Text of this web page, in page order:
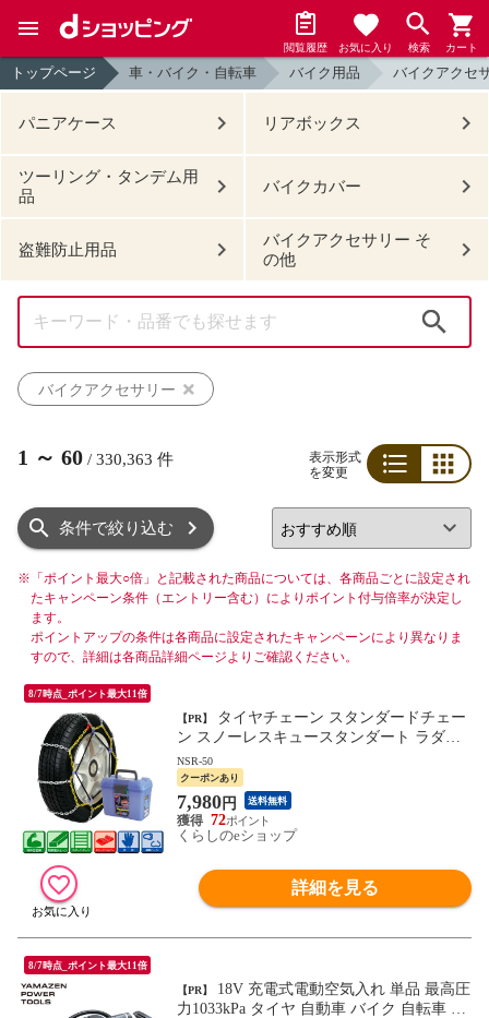
閲覧履歴 お気に入り 検索 カート
トップページ 車・バイク・自転車 バイク用品 バイクアクセ
パニアケース リアボックス
ツーリング・タンデム用
品
バイクカバー
盗難防止用品
バイクアクセサリー そ
の他
バイクアクセサリー
1 ～ 60 / 330,363 件
表示形式
を変更
条件で絞り込む
※ 「ポイント最大○倍」と記載された商品については、各商品ごとに設定され
たキャンペーン条件（エントリー含む）によりポイント付与倍率が決定し
ます。
ポイントアップの条件は各商品に設定されたキャンペーンにより異なりま
すので、詳細は各商品詳細ページよりご確認ください。
8/7時点_ポイント最大11倍
【PR】
ン スノーレスキュースタンダート ラダー
型 ラダー型 ミニバン対応 簡単装着 角断面
チェーン 特殊合金 簡単装着 チェーンヘル
パー 滑り止めチェーン 雪道 凍結 砂道 泥
道 マルエヌ 【送料無料】
NSR-50
クーポンあり
7,980円 送料無料
72
くらしのeショップ
詳細を見る
8/7時点_ポイント最大11倍
【PR】
力1033kPa タイヤ 自動車 バイク 自転車 ボ